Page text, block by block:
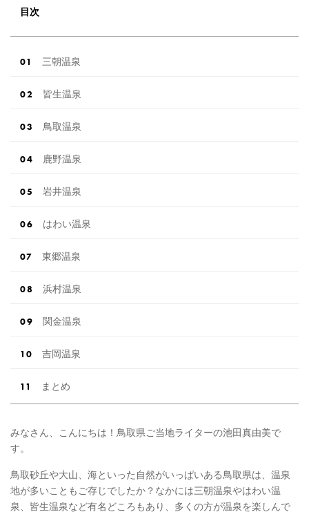
目次
三朝温泉
皆生温泉
鳥取温泉
鹿野温泉
岩井温泉
はわい温泉
東郷温泉
浜村温泉
関金温泉
吉岡温泉
まとめ
みなさん、こんにちは！鳥取県ご当地ライターの池田真由美で
す。
鳥取砂丘や大山、海といった自然がいっぱいある鳥取県は、温泉
地が多いこともご存じでしたか？なかには三朝温泉やはわい温
泉、皆生温泉など有名どころもあり、多くの方が温泉を楽しんで